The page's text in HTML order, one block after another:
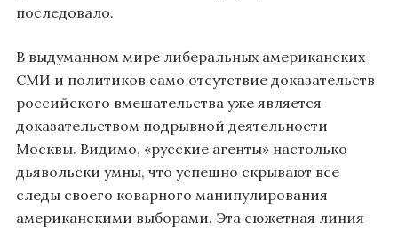
последовало.
В выдуманном мире либеральных американских
СМИ и политиков само отсутствие доказательств
российского вмешательства уже является
доказательством подрывной деятельности
Москвы. Видимо, «русские агенты» настолько
дьявольски умны, что успешно скрывают все
следы своего коварного манипулирования
американскими выборами. Эта сюжетная линия